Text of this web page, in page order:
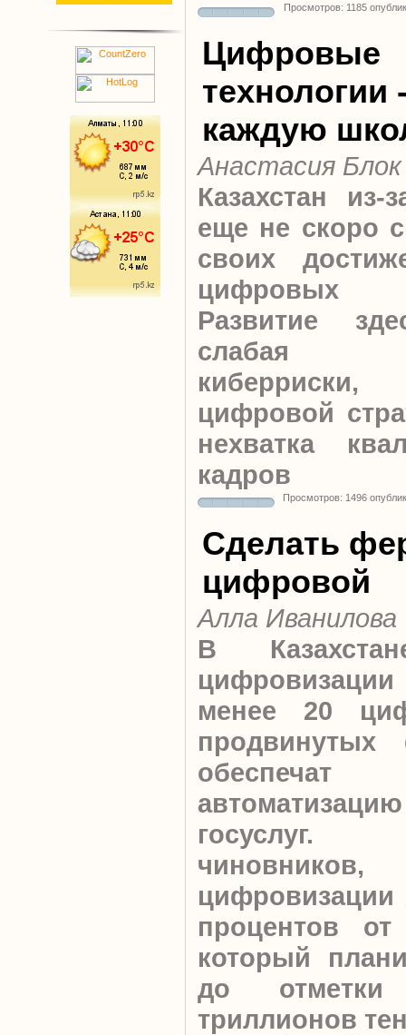
Просмотров: 1185
Цифровые
технологии
каждую
Анастасия Блок
Казахстан
еще не скоро
своих
цифровых
Развитие
слабая
цифровой
нехватка
кадров
Просмотров: 1496
Сделать
цифровой
Алла Иванилова
В
менее 20
обеспечат
цифровизации
процентов
который
до
триллионов